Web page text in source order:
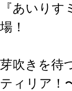
『あいり
場！
芽吹きを待
ティリア！